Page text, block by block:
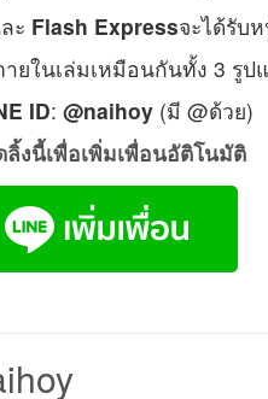
ะ Flash Expressจะได้รับ
ยในเล่มเหมือนกันทั้ง 3 รูป
ID: @naihoy(มี @ด้วย)
ลิ้งนี้เพื่อเพิ่มเพื่อนอัติโนมัติ